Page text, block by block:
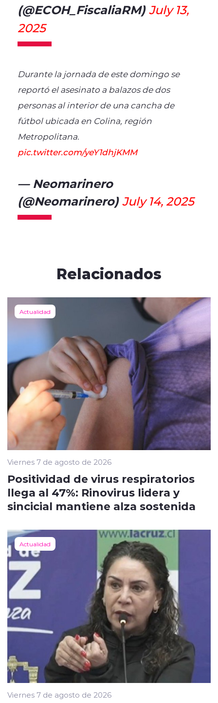
(@ECOH_FiscaliaRM)July 13,
2025
Durante la jornada de este domingo se
reportó el asesinato a balazos de dos
personas al interior de una cancha de
fútbol ubicada en Colina, región
Metropolitana.
pic.twitter.com/yeY1dhjKMM
— Neomarinero
(@Neomarinero)July 14, 2025
Relacionados
Actualidad
Viernes 7 de agosto de 2026
Positividad de virus respiratorios
llega al 47%: Rinovirus lidera y
sincicial mantiene alza sostenida
Actualidad
Viernes 7 de agosto de 2026